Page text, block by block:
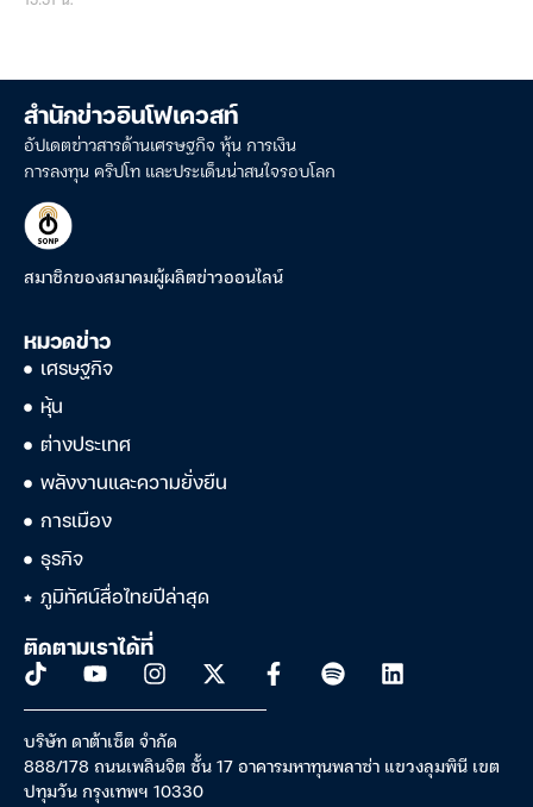
สำนักข่าวอินโฟเควสท์
อัปเดตข่าวสารด้านเศรษฐกิจ หุ้น การเงิน
การลงทุน คริปโท และประเด็นน่าสนใจรอบโลก
สมาชิกของสมาคมผู้ผลิตข่าวออนไลน์
หมวดข่าว
เศรษฐกิจ
หุ้น
ต่างประเทศ
พลังงานและความยั่งยืน
การเมือง
ธุรกิจ
ภูมิทัศน์สื่อไทยปีล่าสุด
ติดตามเราได้ที่
บริษัท ดาต้าเซ็ต จำกัด
888/178 ถนนเพลินจิต ชั้น 17 อาคารมหาทุนพลาซ่า แขวงลุมพินี เขต
ปทุมวัน กรุงเทพฯ 10330